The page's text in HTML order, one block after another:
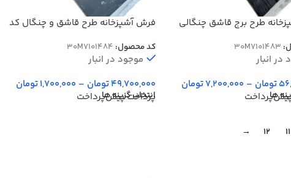
طرح برج قاشق چنگالی
30M7101483
در انبار
تومان –
7,200,000تومان
ها
فرش آشپزخانه طرح قاشق و چنگال کد
کد محصول: 30M7101484
موجود در انبار
49,700,000تومان –
1,700,000تومان
انتخاب گزینه ها
پرداخت پیش‌پرداخت
11
12
→